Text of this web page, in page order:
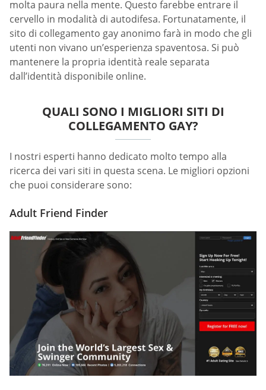
molta paura nella mente. Questo farebbe entrare il
cervello in modalità di autodifesa. Fortunatamente, il
sito di collegamento gay anonimo farà in modo che gli
utenti non vivano un’esperienza spaventosa. Si può
mantenere la propria identità reale separata
dall’identità disponibile online.
QUALI SONO I MIGLIORI SITI DI
COLLEGAMENTO GAY?
I nostri esperti hanno dedicato molto tempo alla
ricerca dei vari siti in questa scena. Le migliori opzioni
che puoi considerare sono:
Adult Friend Finder